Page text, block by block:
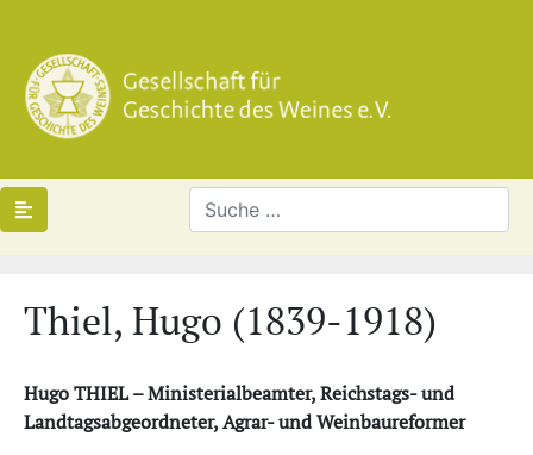
Thiel, Hugo (1839-1918)
Hugo THIEL – Ministerialbeamter, Reichstags- und
Landtagsabgeordneter, Agrar- und Weinbaureformer